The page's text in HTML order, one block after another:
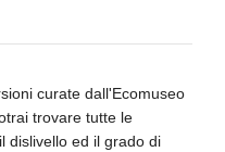
curate dall'Ecomuseo
trovare tutte le
dislivello ed il grado di